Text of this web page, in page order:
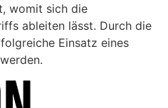
womit sich die
ableiten lässt. Durch die
Einsatz eines